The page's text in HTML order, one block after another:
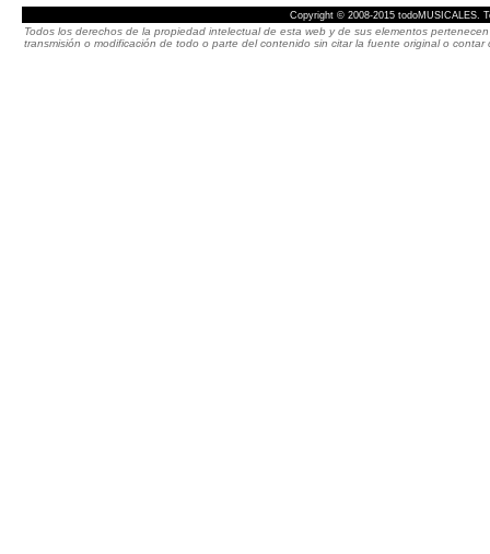
Copyright © 2008-2015 todoMUSICALES.
Todos los derechos de la propiedad intelectual de esta web y de sus elementos
transmisión o modificación de todo o parte del contenido sin citar la fuente original o